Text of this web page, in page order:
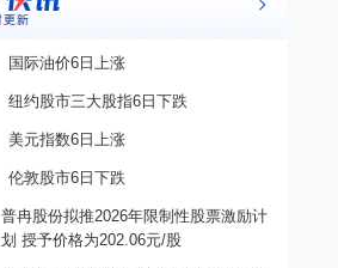
国际油价6日上涨
纽约股市三大股指6日下跌
美元指数6日上涨
伦敦股市6日下跌
普冉股份拟推2026年限制性股票激励计
划 授予价格为202.06元/股